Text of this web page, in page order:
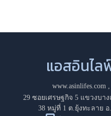
แอสอินไล
www.asinlifes.com,
29 ซอยเศรษฐกิจ 5 แขวงบา
38 หมู่ที่ 1 ต.ยุ้งทะลาย